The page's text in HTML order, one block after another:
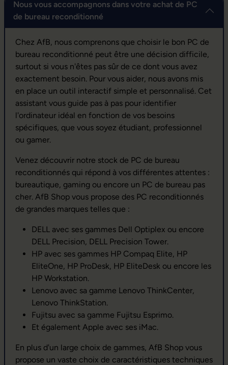
Nous vous accompagnons dans votre achat de PC
de bureau reconditionné
Chez AfB, nous comprenons que choisir le bon PC de
bureau reconditionné peut être une décision difficile,
surtout si vous n'êtes pas sûr de ce dont vous avez
exactement besoin. Pour vous aider, nous avons mis
en place un outil interactif simple et personnalisé. Cet
assistant vous guide pas à pas pour identifier
l'ordinateur idéal en fonction de vos besoins
spécifiques, que vous soyez étudiant, professionnel
ou gamer.
Venez découvrir notre stock de PC de bureau
reconditionnés qui répond à vos différentes attentes :
bureautique, gaming ou encore un PC de bureau pas
cher. AfB Shop vous propose des PC reconditionnés
de grandes marques telles que :
DELL avec ses gammes Dell Optiplex ou encore
DELL Precision, DELL Precision Tower.
HP avec ses gammes HP Compaq Elite, HP
EliteOne, HP ProDesk, HP EliteDesk ou encore les
HP Workstation.
Lenovo avec sa gamme Lenovo ThinkCenter,
Lenovo ThinkStation.
Fujitsu avec sa gamme Fujitsu Esprimo.
Et également Apple avec ses iMac.
En plus d'un large choix de gammes, AfB Shop vous
propose un vaste choix de caractéristiques techniques